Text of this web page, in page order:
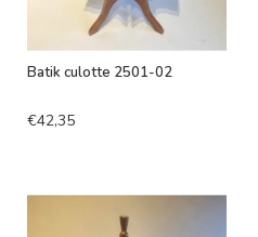
Batik culotte 2501-02
€42,35